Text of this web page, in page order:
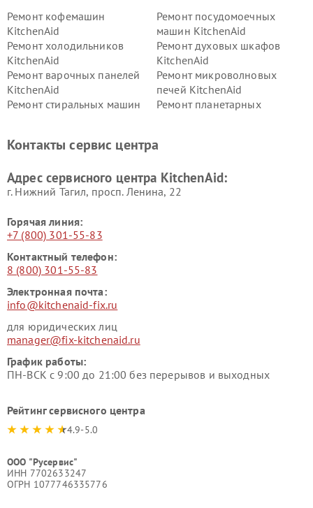
Ремонт кофемашин
KitchenAid
Ремонт посудомоечных
машин KitchenAid
Ремонт холодильников
KitchenAid
Ремонт духовых шкафов
KitchenAid
Ремонт варочных панелей
KitchenAid
Ремонт микроволновых
печей KitchenAid
Ремонт стиральных машин
Ремонт планетарных
Контакты сервис центра
Адрес сервисного центра KitchenAid:
г. Нижний Тагил, просп. Ленина, 22
Горячая линия:
+7 (800) 301-55-83
Контактный телефон:
8 (800) 301-55-83
Электронная почта:
info@kitchenaid-fix.ru
для юридических лиц
manager@fix-kitchenaid.ru
График работы:
ПН-ВСК с 9:00 до 21:00 без перерывов и выходных
Рейтинг сервисного центра
4.9-5.0
ООО "Русервис"
ИНН 7702633247
ОГРН 1077746335776